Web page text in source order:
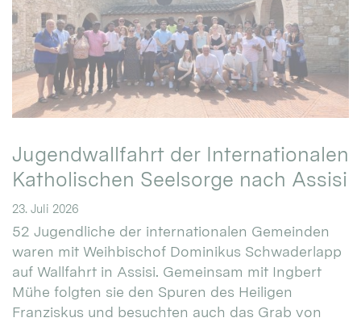
Jugendwallfahrt der Internationalen
Katholischen Seelsorge nach Assisi
23. Juli 2026
52 Jugendliche der internationalen Gemeinden
waren mit Weihbischof Dominikus Schwaderlapp
auf Wallfahrt in Assisi. Gemeinsam mit Ingbert
Mühe folgten sie den Spuren des Heiligen
Franziskus und besuchten auch das Grab von